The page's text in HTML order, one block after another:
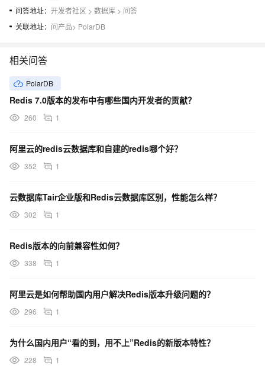
问答地址： 开发者社区 > 数据库 > 问答
关联地址： 问产品> PolarDB
相关问答
PolarDB
Redis 7.0版本的发布中有哪些国内开发者的贡献？
260 1
阿里云的redis云数据库和自建的redis哪个好？
352 1
云数据库Tair企业版和Redis云数据库区别，性能怎么样？
302 1
Redis版本的向前兼容性如何？
338 1
阿里云是如何帮助国内用户解决Redis版本升级问题的？
296 1
为什么国内用户“看的到，用不上”Redis的新版本特性？
228 1